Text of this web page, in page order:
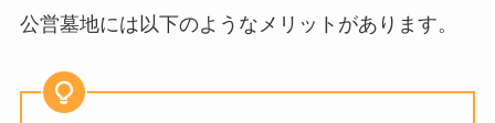
公営墓地には以下のようなメリットがあります。